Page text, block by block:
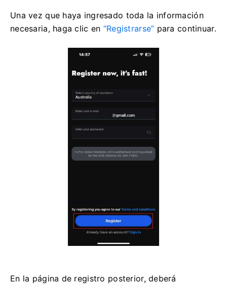
Una vez que haya ingresado toda la información
necesaria, haga clic en “Registrarse” para continuar.
En la página de registro posterior, deberá